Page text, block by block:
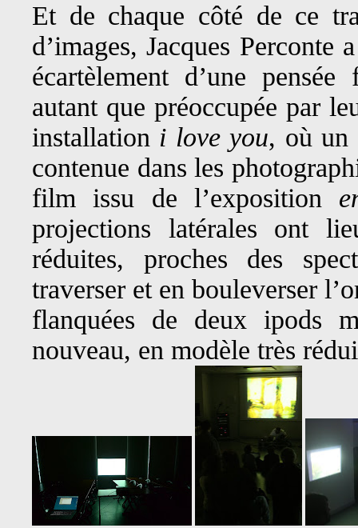
Et de chaque côté de ce
d’images, Jacques
écartèlement d’une
autant que préoccupée par
installation i love you, où un
contenue dans les
film issu de l’exposition
projections latérales ont
réduites, proches des
traverser et en bouleverser
flanquées de deux ipods
nouveau, en modèle très